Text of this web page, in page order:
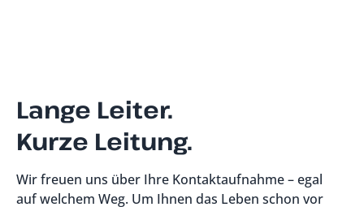
Lange Leiter.
Kurze Leitung.
Wir freuen uns über Ihre Kontaktaufnahme – egal
auf welchem Weg. Um Ihnen das Leben schon vor